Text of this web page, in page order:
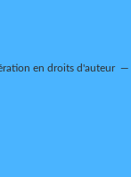
en droits d'auteur